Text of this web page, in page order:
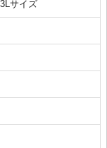
サイズ